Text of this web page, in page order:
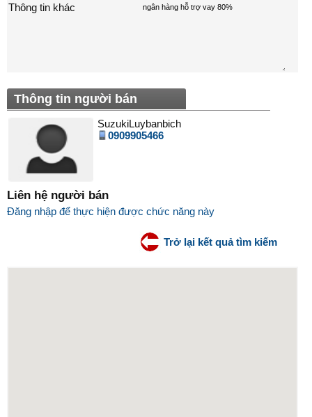
Thông tin khác
Thông tin người bán
SuzukiLuybanbich
0909905466
Liên hệ người bán
Đăng nhập để thực hiện được chức năng này
Trở lại kết quả tìm kiếm